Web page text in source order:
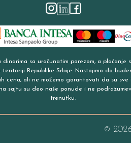
sa uračunatim porezom, a plaćanje
teritoriji Republike Srbije. Nastojimo da
cena, ali ne možemo garantovati da su
sajtu su deo naše ponude i ne
trenutku.
©